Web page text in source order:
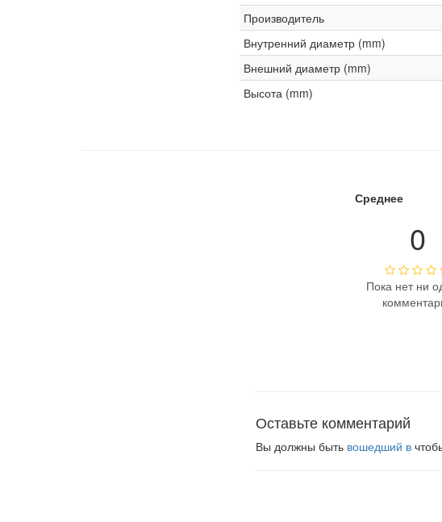
Производитель
Внутренний диаметр (mm)
Внешний диаметр (mm)
Высота (mm)
Среднее
0
Пока нет ни
Оставьте комментарий
Вы должны быть вошедший в